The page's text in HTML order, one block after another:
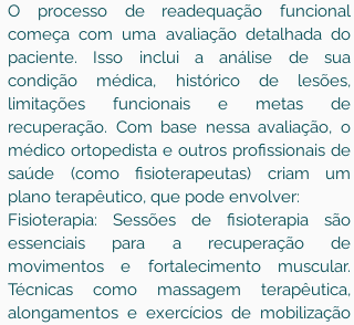
O processo de readequação funcional
começa com uma avaliação detalhada do
paciente. Isso inclui a análise de sua
condição médica, histórico de lesões,
limitações funcionais e metas de
recuperação. Com base nessa avaliação, o
médico ortopedista e outros profissionais de
saúde (como fisioterapeutas) criam um
plano terapêutico, que pode envolver:
Fisioterapia: Sessões de fisioterapia são
essenciais para a recuperação de
movimentos e fortalecimento muscular.
Técnicas como massagem terapêutica,
alongamentos e exercícios de mobilização